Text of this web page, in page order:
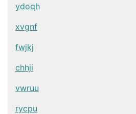
ydoqh
xvgnf
fwjkj
chhji
vwruu
rycpu